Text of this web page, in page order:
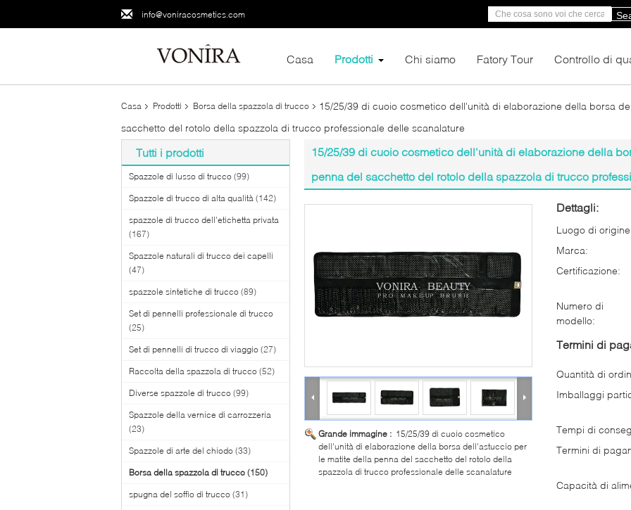
info@voniracosmetics.com
Casa Prodotti Chi siamo Fatory Tour Controllo di
Casa Prodotti Borsa della spazzola di trucco
15/25/39 di cuoio cosmetico dell'unità di elaborazione della borsa
sacchetto del rotolo della spazzola di trucco professionale delle scanalature
Tutti i prodotti
Spazzole di lusso di trucco (99)
Spazzole di trucco di alta qualità (142)
spazzole di trucco dell'etichetta privata
(167)
Spazzole naturali di trucco dei capelli
(47)
spazzole sintetiche di trucco (89)
Set di pennelli professionale di trucco
(25)
Set di pennelli di trucco di viaggio (27)
Raccolta della spazzola di trucco (52)
Diverse spazzole di trucco (99)
Spazzole della vernice di carrozzeria
(23)
Spazzole di arte del chiodo (33)
Borsa della spazzola di trucco (150)
spugna del soffio di trucco (31)
15/25/39 di cuoio cosmetico dell'unità di elaborazione della
penna del sacchetto del rotolo della spazzola di trucco
Grande immagine : 15/25/39 di cuoio cosmetico
dell'unità di elaborazione della borsa dell'astuccio per
le matite della penna del sacchetto del rotolo della
spazzola di trucco professionale delle scanalature
Dettagli:
Luogo di
Marca:
Certificazione:
Numero di
modello:
Termini di
Quantità di
Imballaggi
Tempi di
Termini di
Capacità di